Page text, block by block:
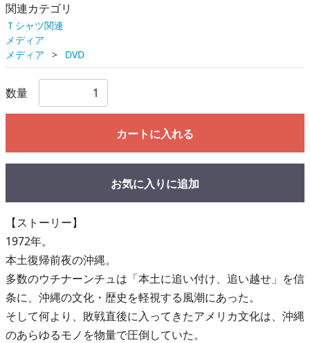
関連カテゴリ
Ｔシャツ関連
メディア
メディア
DVD
数量
カートに入れる
お気に入りに追加
【ストーリー】
1972年。
本土復帰前夜の沖縄。
多数のウチナーンチュは「本土に追い付け、追い越せ」を信
条に、沖縄の文化・歴史を軽視する風潮にあった。
そして何より、敗戦直後に入ってきたアメリカ文化は、沖縄
のあらゆるモノを物量で圧倒していた。